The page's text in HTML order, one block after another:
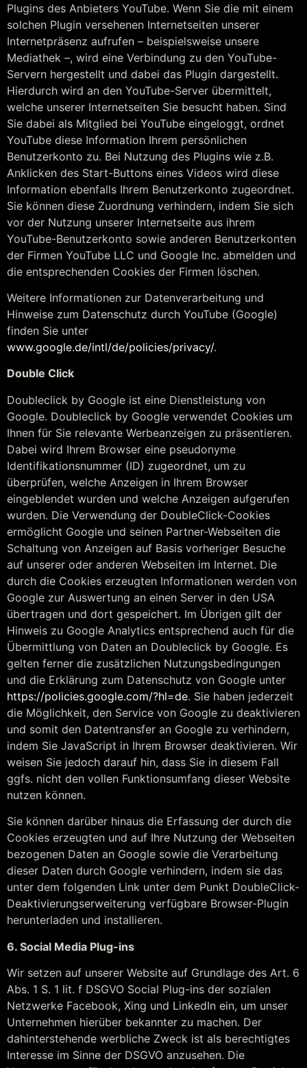
Plugins des Anbieters YouTube. Wenn Sie die mit einem
solchen Plugin versehenen Internetseiten unserer
Internetpräsenz aufrufen – beispielsweise unsere
Mediathek –, wird eine Verbindung zu den YouTube-
Servern hergestellt und dabei das Plugin dargestellt.
Hierdurch wird an den YouTube-Server übermittelt,
welche unserer Internetseiten Sie besucht haben. Sind
Sie dabei als Mitglied bei YouTube eingeloggt, ordnet
YouTube diese Information Ihrem persönlichen
Benutzerkonto zu. Bei Nutzung des Plugins wie z.B.
Anklicken des Start-Buttons eines Videos wird diese
Information ebenfalls Ihrem Benutzerkonto zugeordnet.
Sie können diese Zuordnung verhindern, indem Sie sich
vor der Nutzung unserer Internetseite aus ihrem
YouTube-Benutzerkonto sowie anderen Benutzerkonten
der Firmen YouTube LLC und Google Inc. abmelden und
die entsprechenden Cookies der Firmen löschen.
Weitere Informationen zur Datenverarbeitung und
Hinweise zum Datenschutz durch YouTube (Google)
finden Sie unter
www.google.de/intl/de/policies/privacy/.
Double Click
Doubleclick by Google ist eine Dienstleistung von
Google. Doubleclick by Google verwendet Cookies um
Ihnen für Sie relevante Werbeanzeigen zu präsentieren.
Dabei wird Ihrem Browser eine pseudonyme
Identifikationsnummer (ID) zugeordnet, um zu
überprüfen, welche Anzeigen in Ihrem Browser
eingeblendet wurden und welche Anzeigen aufgerufen
wurden. Die Verwendung der DoubleClick-Cookies
ermöglicht Google und seinen Partner-Webseiten die
Schaltung von Anzeigen auf Basis vorheriger Besuche
auf unserer oder anderen Webseiten im Internet. Die
durch die Cookies erzeugten Informationen werden von
Google zur Auswertung an einen Server in den USA
übertragen und dort gespeichert. Im Übrigen gilt der
Hinweis zu Google Analytics entsprechend auch für die
Übermittlung von Daten an Doubleclick by Google. Es
gelten ferner die zusätzlichen Nutzungsbedingungen
und die Erklärung zum Datenschutz von Google unter
https://policies.google.com/?hl=de. Sie haben jederzeit
die Möglichkeit, den Service von Google zu deaktivieren
und somit den Datentransfer an Google zu verhindern,
indem Sie JavaScript in Ihrem Browser deaktivieren. Wir
weisen Sie jedoch darauf hin, dass Sie in diesem Fall
ggfs. nicht den vollen Funktionsumfang dieser Website
nutzen können.
Sie können darüber hinaus die Erfassung der durch die
Cookies erzeugten und auf Ihre Nutzung der Webseiten
bezogenen Daten an Google sowie die Verarbeitung
dieser Daten durch Google verhindern, indem sie das
unter dem folgenden Link unter dem Punkt DoubleClick-
Deaktivierungserweiterung verfügbare Browser-Plugin
herunterladen und installieren.
6. Social Media Plug-ins
Wir setzen auf unserer Website auf Grundlage des Art. 6
Abs. 1 S. 1 lit. f DSGVO Social Plug-ins der sozialen
Netzwerke Facebook, Xing und LinkedIn ein, um unser
Unternehmen hierüber bekannter zu machen. Der
dahinterstehende werbliche Zweck ist als berechtigtes
Interesse im Sinne der DSGVO anzusehen. Die